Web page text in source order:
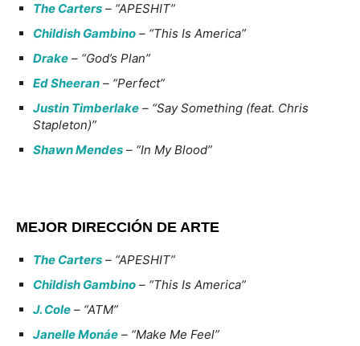
The Carters – “APESHIT”
Childish Gambino – “This Is America”
Drake – “God’s Plan”
Ed Sheeran – “Perfect”
Justin Timberlake – “Say Something (feat. Chris
Stapleton)”
Shawn Mendes – “In My Blood”
MEJOR DIRECCIÓN DE ARTE
The Carters – “APESHIT”
Childish Gambino – “This Is America”
J. Cole – “ATM”
Janelle Monáe – “Make Me Feel”